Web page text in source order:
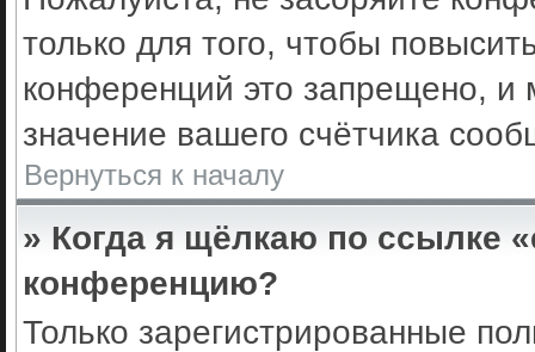
только для того, чтобы
конференций это запрещено, и
значение вашего счётчика
Вернуться к началу
» Когда я щёлкаю по ссылке
конференцию?
Только зарегистрированные